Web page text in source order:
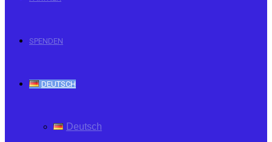
SPENDEN
DEUTSCH
Deutsch